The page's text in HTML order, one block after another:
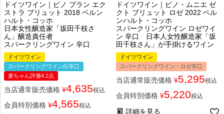
ドイツワイン｜ピノ ブラン エク
ストラ ブリュット 2018 ベルン
ハルト・コッホ
日本女性醸造家「坂田千枝さ
ん」醸造責任者
スパークリングワイン 辛口
ドイツワイン
スパークリングワイン白辛口
麦ちゃん評価4.2点
当店通常販売価格 ¥4,635税込
会員特別価格 ¥4,565税込
ドイツワイン｜ピノ・ムニエ ゼ
クト ブリュット ロゼ 2022 ベル
ンハルト・コッホ
スパークリングワイン ロゼワイ
ン 辛口 日本人女性醸造家「坂
田千枝さん」が手掛けるワイン
ドイツワイン
スパークリングワイン・ロゼ辛口
当店通常販売価格 ¥5,295税込
会員特別価格 ¥5,220税込
詳細を見る